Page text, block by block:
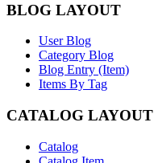
BLOG LAYOUT
User Blog
Category Blog
Blog Entry (Item)
Items By Tag
CATALOG LAYOUT
Catalog